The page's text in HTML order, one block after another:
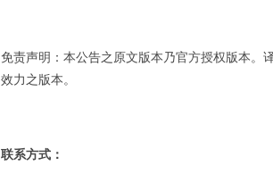
免责声明：本公告之原文版本乃官方授权版本。
效力之版本。
联系方式：